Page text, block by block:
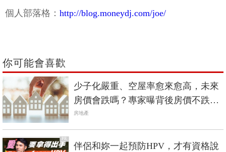
個人部落格： http://blog.moneydj.com/joe/
你可能會喜歡
少子化嚴重、空屋率愈來愈高，未來
房價會跌嗎？專家曝背後房價不跌的
殘酷真相
房地產
PR
伴侶和妳一起預防HPV，才有資格說